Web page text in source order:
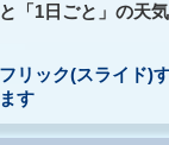
「1日ごと」の天
リック(スライド)
す